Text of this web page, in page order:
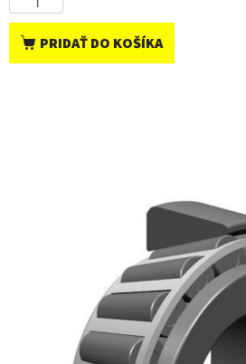
PRIDAŤ DO KOŠÍKA